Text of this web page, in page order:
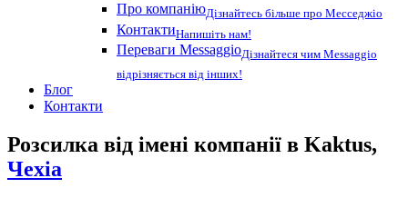
Про компаніюДізнайтесь більше про Месседжіо
КонтактиНапишіть нам!
Переваги MessaggioДізнайтеся чим Messaggio
відрізняється від інших!
Блог
Контакти
Розсилка від імені компанії в Kaktus,
Чехіа